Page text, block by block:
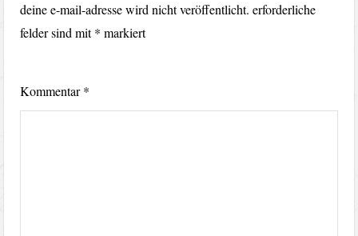
deine e-mail-adresse wird nicht veröffentlicht. erforderliche
felder sind mit* markiert
Kommentar*